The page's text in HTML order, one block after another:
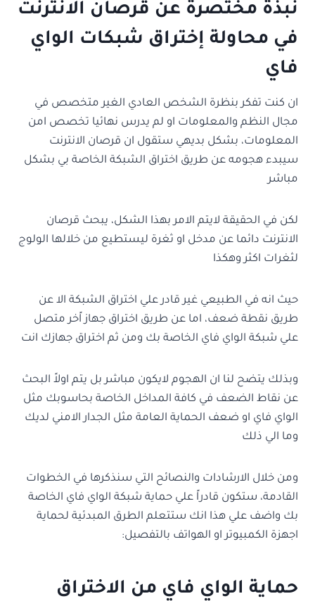
نبذة مختصرة عن قرصان الانترنت
في محاولة إختراق شبكات الواي
فاي
ان كنت تفكر بنظرة الشخص العادي الغير متخصص في
مجال النظم والمعلومات او لم يدرس نهائيا تخصص امن
المعلومات، بشكل بديهي ستقول ان قرصان الانترنت
سيبدء هجومه عن طريق اختراق الشبكة الخاصة بي بشكل
مباشر
لكن في الحقيقة لايتم الامر بهذا الشكل، يبحث قرصان
الانترنت دائما عن مدخل او ثغرة ليستطيع من خلالها الولوج
لثغرات اكثر وهكذا
حيث انه في الطبيعي غير قادر علي اختراق الشبكة الا عن
طريق نقطة ضعف، اما عن طريق اختراق جهاز اًخر متصل
علي شبكة الواي فاي الخاصة بك ومن ثم اختراق جهازك انت
وبذلك يتضح لنا ان الهجوم لايكون مباشر بل يتم اولاً البحث
عن نقاط الضعف في كافة المداخل الخاصة بحاسوبك مثل
الواي فاي او ضعف الحماية العامة مثل الجدار الامني لديك
وما الي ذلك
ومن خلال الارشادات والنصائح التي سنذكرها في الخطوات
القادمة، ستكون قادراً علي حماية شبكة الواي فاي الخاصة
بك واضف علي هذا انك ستتعلم الطرق المبدئية لحماية
اجهزة الكمبيوتر او الهواتف بالتفصيل:
حماية الواي فاي من الاختراق